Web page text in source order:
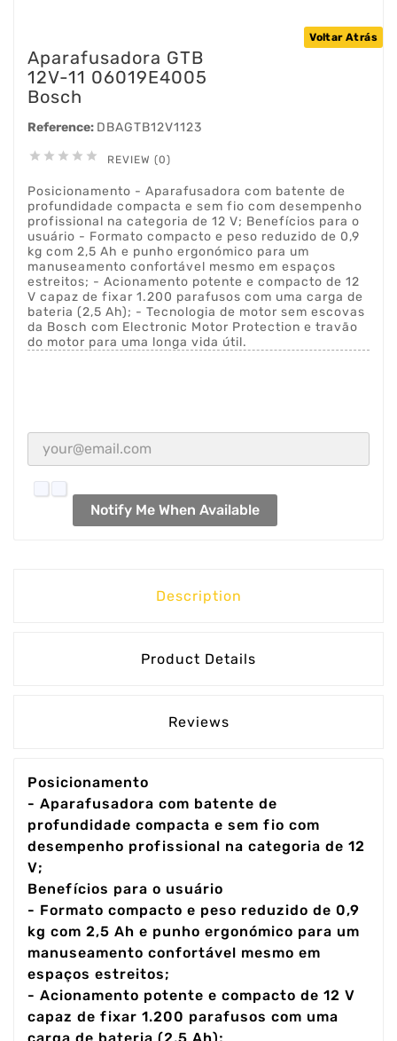
Voltar Atrás
Aparafusadora GTB
12V-11 06019E4005
Bosch
Reference: DBAGTB12V1123
     REVIEW (0)
Posicionamento - Aparafusadora com batente de
profundidade compacta e sem fio com desempenho
profissional na categoria de 12 V; Benefícios para o
usuário - Formato compacto e peso reduzido de 0,9
kg com 2,5 Ah e punho ergonómico para um
manuseamento confortável mesmo em espaços
estreitos; - Acionamento potente e compacto de 12
V capaz de fixar 1.200 parafusos com uma carga de
bateria (2,5 Ah); - Tecnologia de motor sem escovas
da Bosch com Electronic Motor Protection e travão
do motor para uma longa vida útil.
Notify Me When Available
Description
Product Details
Reviews
Posicionamento
- Aparafusadora com batente de
profundidade compacta e sem fio com
desempenho profissional na categoria de 12
V;
Benefícios para o usuário
- Formato compacto e peso reduzido de 0,9
kg com 2,5 Ah e punho ergonómico para um
manuseamento confortável mesmo em
espaços estreitos;
- Acionamento potente e compacto de 12 V
capaz de fixar 1.200 parafusos com uma